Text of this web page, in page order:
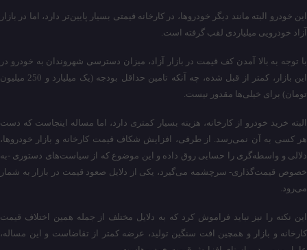
این خودرو البته مانند دیگر خودروها، در کارخانه قیمتی بسیار پایین‌تر دارد، اما در بازار
آزاد خودرویی میلیاردی لقب گرفته است.
با توجه به بالا آمدن کف قیمت در بازار آزاد، میزان دسترسی شهروندان به خودرو در
این بازار، کمتر از قبل شده، چه آنکه تامین حداقل بودجه (یک میلیارد و 250 میلیون
تومان) برای خیلی‌ها مقدور نیست.
البته خرید خودرو از کارخانه، هزینه بسیار کمتری دارد، اما مساله اینجاست که دست
هر کسی به آن نمی‌رسد. از طرفی، افزایش شکاف قیمت کارخانه و بازار خودروها،
دلالی و واسطه‌گری را حسابی روق داده و این موضوع که از سیاست‌های دستوری -به
خصوص قیمت‌گذاری- سرچشمه می‌گیرد، یکی از دلایل صعود قیمت در بازار به شمار
می‌رود.
این نکته را نیز نباید فراموش کرد که به دلایل مختلف از جمله همین اختلاف قیمت
کارخانه و بازار و همچین افت سنگین تولید، عرضه کمتر از تقاضاست و این مساله،